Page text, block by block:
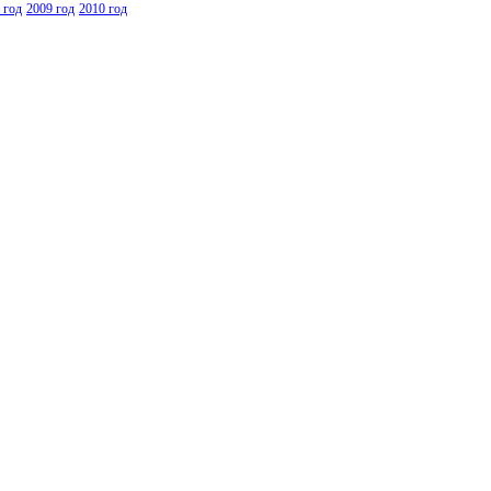
год 2009 год 2010 год